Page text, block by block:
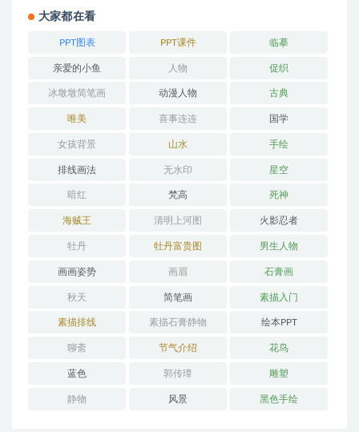
大家都在看
PPT图表 PPT课件 临摹
亲爱的小鱼 人物 促织
冰墩墩简笔画 动漫人物 古典
唯美 喜事连连 国学
女孩背景 山水 手绘
排线画法 无水印 星空
暗红 梵高 死神
海贼王 清明上河图 火影忍者
牡丹 牡丹富贵图 男生人物
画画姿势 画眉 石膏画
秋天 简笔画 素描入门
素描排线 素描石膏静物 绘本PPT
聊斋 节气介绍 花鸟
蓝色 郭传璋 雕塑
静物 风景 黑色手绘